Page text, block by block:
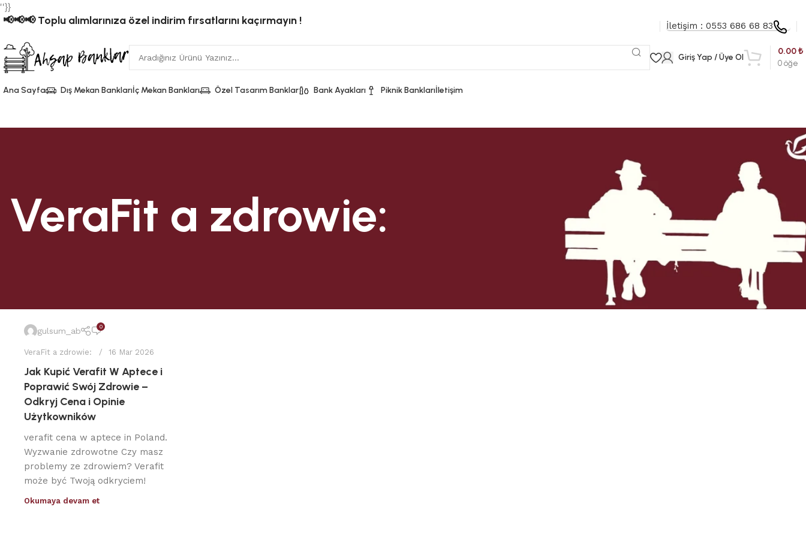
''}}
📢📢📢 Toplu alımlarınıza özel indirim fırsatlarını kaçırmayın ! İletişim : 0553 686 68 83
Giriş Yap / Üye Ol
0 öğe
0.00₺
Ana Sayfa Dış Mekan Banklarıİç Mekan Bankları Özel Tasarım Banklar Bank Ayakları Piknik Banklarıİletişim
VeraFit a zdrowie:
gulsum_ab 0
VeraFit a zdrowie: 16 Mar 2026
Jak Kupić Verafit W Aptece i
Poprawić Swój Zdrowie –
Odkryj Cena i Opinie
Użytkowników
verafit cena w aptece in Poland.
Wyzwanie zdrowotne Czy masz
problemy ze zdrowiem? Verafit
może być Twoją odkryciem!
Okumaya devam et